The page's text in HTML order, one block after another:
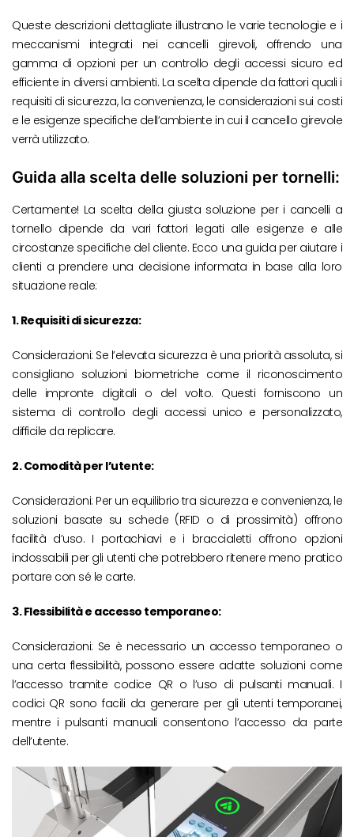
Queste descrizioni dettagliate illustrano le varie tecnologie e i
meccanismi integrati nei cancelli girevoli, offrendo una
gamma di opzioni per un controllo degli accessi sicuro ed
efficiente in diversi ambienti. La scelta dipende da fattori quali i
requisiti di sicurezza, la convenienza, le considerazioni sui costi
e le esigenze specifiche dell’ambiente in cui il cancello girevole
verrà utilizzato.
Guida alla scelta delle soluzioni per tornelli:
Certamente! La scelta della giusta soluzione per i cancelli a
tornello dipende da vari fattori legati alle esigenze e alle
circostanze specifiche del cliente. Ecco una guida per aiutare i
clienti a prendere una decisione informata in base alla loro
situazione reale:
1. Requisiti di sicurezza:
Considerazioni: Se l’elevata sicurezza è una priorità assoluta, si
consigliano soluzioni biometriche come il riconoscimento
delle impronte digitali o del volto. Questi forniscono un
sistema di controllo degli accessi unico e personalizzato,
difficile da replicare.
2. Comodità per l’utente:
Considerazioni: Per un equilibrio tra sicurezza e convenienza, le
soluzioni basate su schede (RFID o di prossimità) offrono
facilità d’uso. I portachiavi e i braccialetti offrono opzioni
indossabili per gli utenti che potrebbero ritenere meno pratico
portare con sé le carte.
3. Flessibilità e accesso temporaneo:
Considerazioni: Se è necessario un accesso temporaneo o
una certa flessibilità, possono essere adatte soluzioni come
l’accesso tramite codice QR o l’uso di pulsanti manuali. I
codici QR sono facili da generare per gli utenti temporanei,
mentre i pulsanti manuali consentono l’accesso da parte
dell’utente.